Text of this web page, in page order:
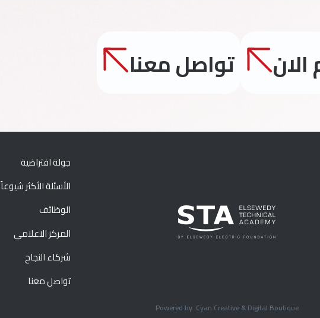
تواصل معنا
جولة افتراضية
الأسئلة الأكثر شيوعاً
الوظائف
المركز الاعلامي
شركاء النجاح
تواصل معنا
Powered by Cyan Creative & Digital Boutique